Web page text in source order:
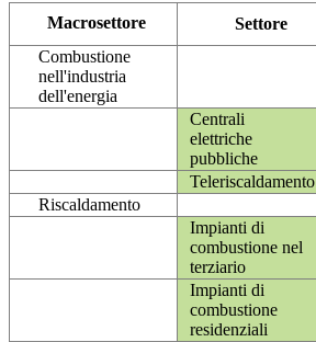
Macrosettore Settore
Combustione
nell'industria
dell'energia
Centrali
elettriche
pubbliche
Teleriscaldamento
Riscaldamento
Impianti di
combustione nel
terziario
Impianti di
combustione
residenziali